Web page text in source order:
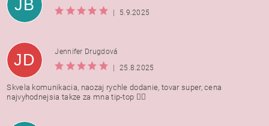
JB
|
5.9.2025
JD
Jennifer Drugdová
|
25.8.2025
Skvela komunikacia, naozaj rychle dodanie, tovar super, cena
najvyhodnejsia takze za mna tip-top 👍🏻